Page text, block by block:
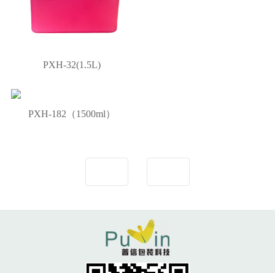
PXH-32(1.5L)
PXH-182（1500ml）